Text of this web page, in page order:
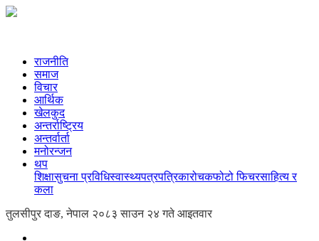
राजनीति
समाज
विचार
आर्थिक
खेलकुद
अन्तर्राष्ट्रिय
अन्तर्वार्ता
मनोरन्जन
थप
शिक्षासुचना प्रविधिस्वास्थ्यपत्रपत्रिकारोचकफोटो फिचरसाहित्य र
कला
तुलसीपुर दाङ, नेपाल २०८३ साउन २४ गते आइतवार